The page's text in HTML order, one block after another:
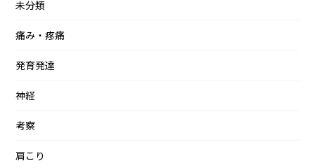
未分類
痛み・疼痛
発育発達
神経
考察
肩こり